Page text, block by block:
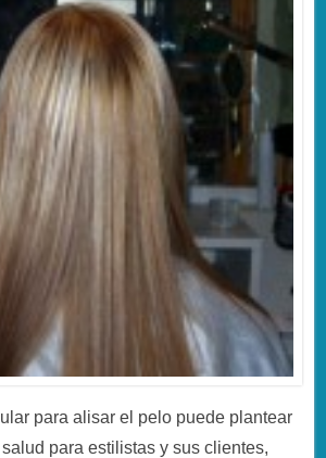
para alisar el pelo puede plantear
para estilistas y sus clientes,